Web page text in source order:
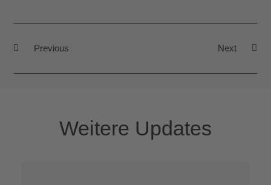
Previous Next
Weitere Updates